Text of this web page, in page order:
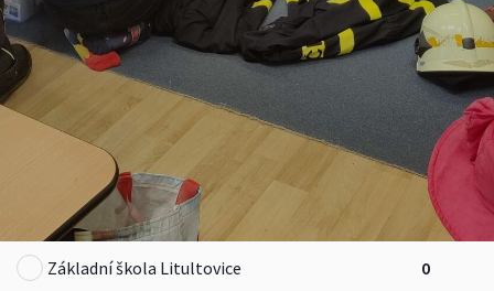
Základní škola Litultovice 0